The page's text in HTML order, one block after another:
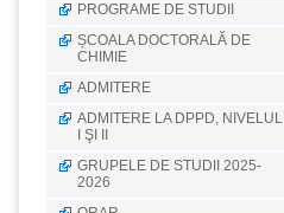
PROGRAME DE STUDII
ȘCOALA DOCTORALĂ DE
CHIMIE
ADMITERE
ADMITERE LA DPPD, NIVELUL
I ŞI II
GRUPELE DE STUDII 2025-
2026